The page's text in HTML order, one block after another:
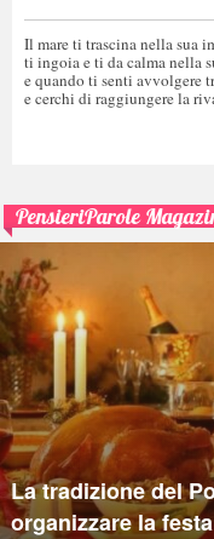
Il mare ti trascina nella sua
ti ingoia e ti da calma nella
e quando ti senti avvolgere
e cerchi di raggiungere la
PensieriParole
La tradizione del
organizzare la